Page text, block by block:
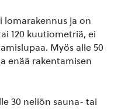
lomarakennus ja on
120 kuutiometriä, ei
Myös alle 50
enää rakentamisen
30 neliön sauna- tai